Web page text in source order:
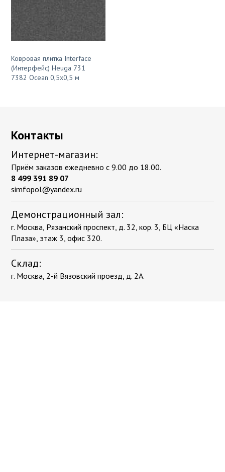
Ковровая плитка Interface
(Интерфейс) Heuga 731
7382 Ocean 0,5х0,5 м
Контакты
Интернет-магазин:
Приём заказов ежедневно с 9.00 до 18.00.
8 499 391 89 07
simfopol@yandex.ru
Демонстрационный зал:
г. Москва, Рязанский проспект, д. 32, кор. 3, БЦ «Наска
Плаза», этаж 3, офис 320.
Склад:
г. Москва, 2-й Вязовский проезд, д. 2А.